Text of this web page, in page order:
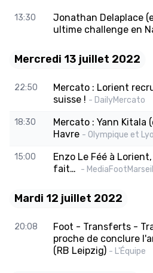
13:30
Jonathan Delaplace
ultime challenge en
Mercredi 13 juillet 2022
22:50
Mercato : Lorient
suisse ! - DailyMercato
18:30
Mercato : Yann Kitala
Havre - Olympique et
15:00
Enzo Le Féé à
fait… -
Mardi 12 juillet 2022
20:08
Foot - Transferts -
proche de conclure
(RB Leipzig) - L'Équipe